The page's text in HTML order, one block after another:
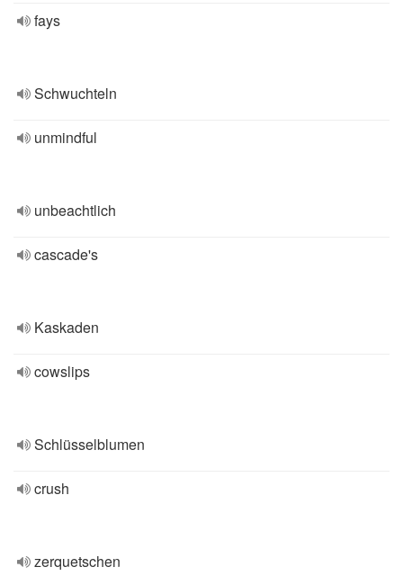
fays
Schwuchteln
unmindful
unbeachtlich
cascade's
Kaskaden
cowslips
Schlüsselblumen
crush
zerquetschen